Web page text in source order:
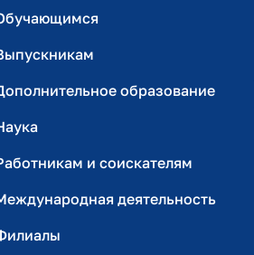
образование
и соискателям
деятельность